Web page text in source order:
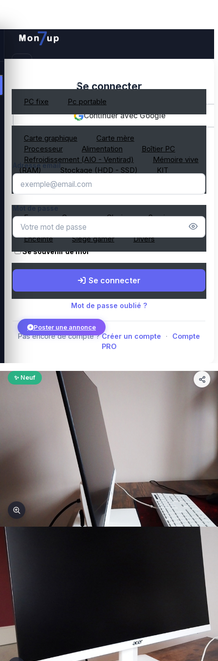
PC gamer occasion
PC fixe Pc portable
Composant PC occasion
Carte graphique
Carte mère
Processeur
Alimentation
Boîtier PC
Refroidissement (AIO - Ventirad)
Mémoire vive
(RAM)
Stockage (HDD - SSD)
KIT
composant PC gamer
Ecran Casque Clavier
Souris
Microphone
Webcam
Enceinte
Siège gamer Divers
Top PC gamer : Intel / AMD
Composants PC gamer
Poster une annonce
Connexion
Se connecter
Continuer avec Google
OU
Adresse email
Se souvenir de moi
Se connecter
Mot de passe oublié ?
Pas encore de compte ? Créer un compte ·
Compte
PRO
✨ Neuf